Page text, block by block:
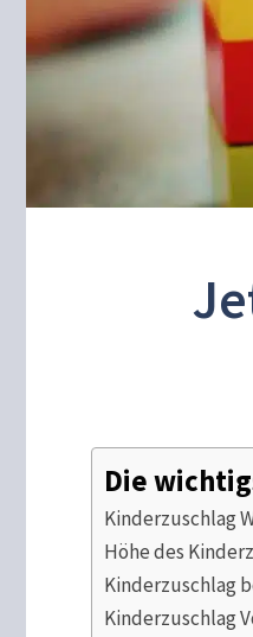
Die
Kinderzuschlag
Höhe des
Kinderzuschlag
Kinderzuschlag